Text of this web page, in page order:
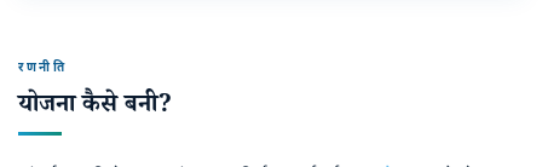
रणनीति
योजना कैसे बनी?